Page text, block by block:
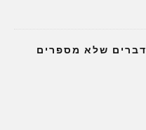
הוזמנתם לשבוע ביאכטה? 5 דברים שלא מספרים